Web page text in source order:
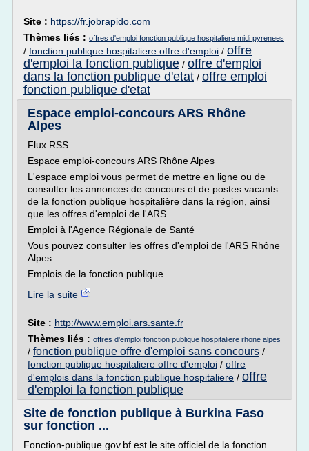
Site : https://fr.jobrapido.com
Thèmes liés : offres d'emploi fonction publique hospitaliere midi pyrenees
/ fonction publique hospitaliere offre d'emploi / offre
d'emploi la fonction publique / offre d'emploi
dans la fonction publique d'etat / offre emploi
fonction publique d'etat
Espace emploi-concours ARS Rhône
Alpes
Flux RSS
Espace emploi-concours ARS Rhône Alpes
L'espace emploi vous permet de mettre en ligne ou de
consulter les annonces de concours et de postes vacants
de la fonction publique hospitalière dans la région, ainsi
que les offres d'emploi de l'ARS.
Emploi à l'Agence Régionale de Santé
Vous pouvez consulter les offres d'emploi de l'ARS Rhône
Alpes .
Emplois de la fonction publique...
Lire la suite
Site : http://www.emploi.ars.sante.fr
Thèmes liés : offres d'emploi fonction publique hospitaliere rhone alpes
/ fonction publique offre d'emploi sans concours /
fonction publique hospitaliere offre d'emploi / offre
d'emplois dans la fonction publique hospitaliere / offre
d'emploi la fonction publique
Site de fonction publique à Burkina Faso
sur fonction ...
Fonction-publique.gov.bf est le site officiel de la fonction